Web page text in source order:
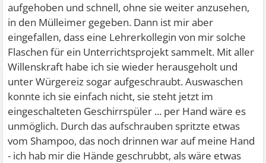
aufgehoben und schnell, ohne sie weiter anzusehen,
in den Mülleimer gegeben. Dann ist mir aber
eingefallen, dass eine Lehrerkollegin von mir solche
Flaschen für ein Unterrichtsprojekt sammelt. Mit aller
Willenskraft habe ich sie wieder herausgeholt und
unter Würgereiz sogar aufgeschraubt. Auswaschen
konnte ich sie einfach nicht, sie steht jetzt im
eingeschalteten Geschirrspüler ... per Hand wäre es
unmöglich. Durch das aufschrauben spritzte etwas
vom Shampoo, das noch drinnen war auf meine Hand
- ich hab mir die Hände geschrubbt, als wäre etwas